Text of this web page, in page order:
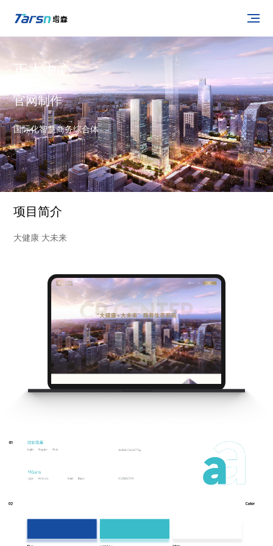
正大中心
官网制作
国际化智慧商务综合体
项目简介
大健康 大未来